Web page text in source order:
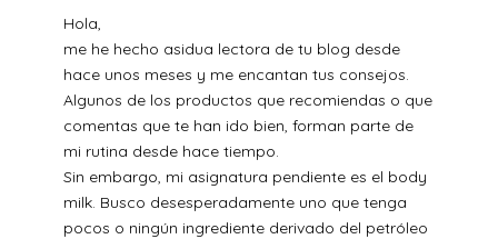
Hola,
me he hecho asidua lectora de tu blog desde
hace unos meses y me encantan tus consejos.
Algunos de los productos que recomiendas o que
comentas que te han ido bien, forman parte de
mi rutina desde hace tiempo.
Sin embargo, mi asignatura pendiente es el body
milk. Busco desesperadamente uno que tenga
pocos o ningún ingrediente derivado del petróleo